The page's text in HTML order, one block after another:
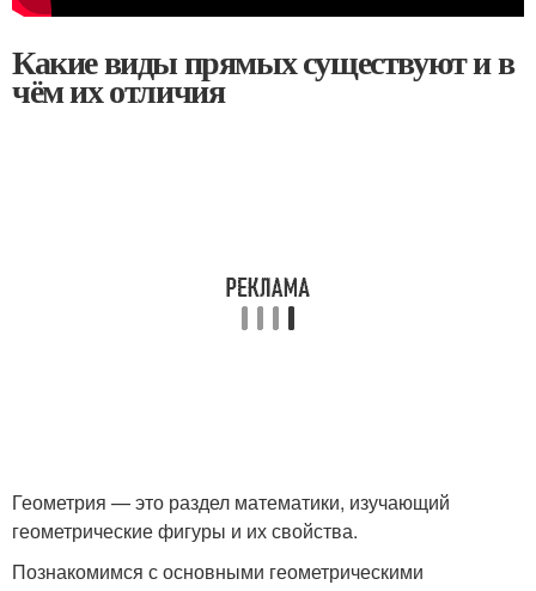
Какие виды прямых существуют и в
чём их отличия
Геометрия — это раздел математики, изучающий
геометрические фигуры и их свойства.
Познакомимся с основными геометрическими